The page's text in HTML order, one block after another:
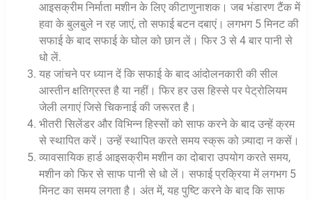
आइसक्रीम निर्माता मशीन के लिए कीटाणुनाशक। जब भंडारण टैंक में
हवा के बुलबुले न रह जाएं, तो सफाई बटन दबाएं। लगभग 5 मिनट की
सफाई के बाद सफाई के घोल को छान लें। फिर 3 से 4 बार पानी से
धो लें.
यह जांचने पर ध्यान दें कि सफाई के बाद आंदोलनकारी की सील
आस्तीन क्षतिग्रस्त है या नहीं। फिर हर उस हिस्से पर पेट्रोलियम
जेली लगाएं जिसे चिकनाई की जरूरत है।
भीतरी सिलेंडर और विभिन्न हिस्सों को साफ करने के बाद उन्हें क्रम
से स्थापित करें। उन्हें स्थापित करते समय स्क्रू को ज़्यादा न कसें।
व्यावसायिक हार्ड आइसक्रीम मशीन का दोबारा उपयोग करते समय,
मशीन को फिर से साफ पानी से धो लें। सफाई प्रक्रिया में लगभग 5
मिनट का समय लगता है। अंत में, यह पुष्टि करने के बाद कि साफ